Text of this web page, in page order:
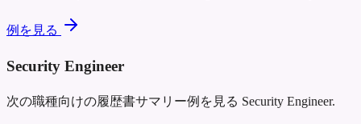
例を見る
Security Engineer
次の職種向けの履歴書サマリー例を見る Security Engineer.